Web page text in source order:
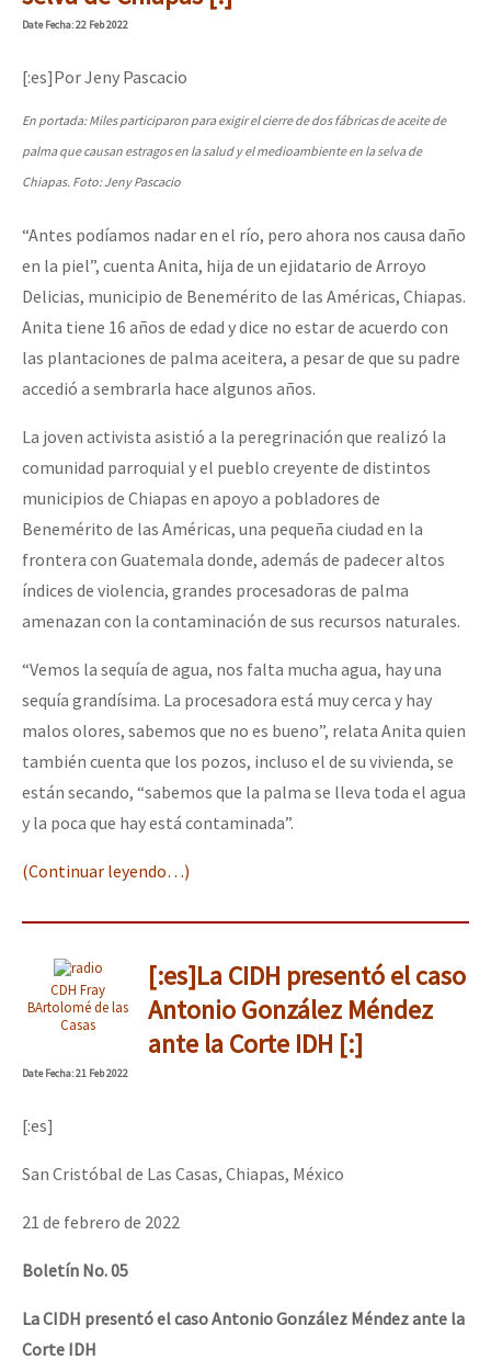
Mundo
AutonomÍa y Resistencia
Megaproyectos
Migración
Presos
Mujeres
Niñxs
ETIQUETAS
MULTIMEDIA
Audio
Fotorreportaje
Video
Otras secciones
la naturaleza bajo asedio)
Medios Libres
COVID-19
Contacto
Dia 2 do Encontro “Guerra contra a Humanidad”
Dia 1: Encontro “Guerra contra a Humanidade”
[CDMX – 20 julio] Jornadas globales por la libertad de Jesús
“Sonhando a Terra do Bem Virá” se publica no Estado Espanhol
Se o México sabe, que o mundo saiba! Nossas lutas pela
[25 abr – CDMX] Tokín por el CNI: 30 años de Resistencia y
DateFecha: 22 Feb 2022
[:es]Por Jeny Pascacio
En portada: Miles participaron para exigir el cierre de dos fábricas de aceite de
palma que causan estragos en la salud y el medioambiente en la selva de
Chiapas. Foto: Jeny Pascacio
“Antes podíamos nadar en el río, pero ahora nos causa daño
en la piel”, cuenta Anita, hija de un ejidatario de Arroyo
Delicias, municipio de Benemérito de las Américas, Chiapas.
Anita tiene 16 años de edad y dice no estar de acuerdo con
las plantaciones de palma aceitera, a pesar de que su padre
accedió a sembrarla hace algunos años.
La joven activista asistió a la peregrinación que realizó la
comunidad parroquial y el pueblo creyente de distintos
municipios de Chiapas en apoyo a pobladores de
Benemérito de las Américas, una pequeña ciudad en la
frontera con Guatemala donde, además de padecer altos
índices de violencia, grandes procesadoras de palma
amenazan con la contaminación de sus recursos naturales.
“Vemos la sequía de agua, nos falta mucha agua, hay una
sequía grandísima. La procesadora está muy cerca y hay
malos olores, sabemos que no es bueno”, relata Anita quien
también cuenta que los pozos, incluso el de su vivienda, se
están secando, “sabemos que la palma se lleva toda el agua
y la poca que hay está contaminada”.
(Continuar leyendo…)
CDH Fray
BArtolomé de las
Casas
[:es]La CIDH presentó el caso
Antonio González Méndez
ante la Corte IDH [:]
DateFecha: 21 Feb 2022
[:es]
San Cristóbal de Las Casas, Chiapas, México
21 de febrero de 2022
Boletín No. 05
La CIDH presentó el caso Antonio González Méndez ante la
Corte IDH